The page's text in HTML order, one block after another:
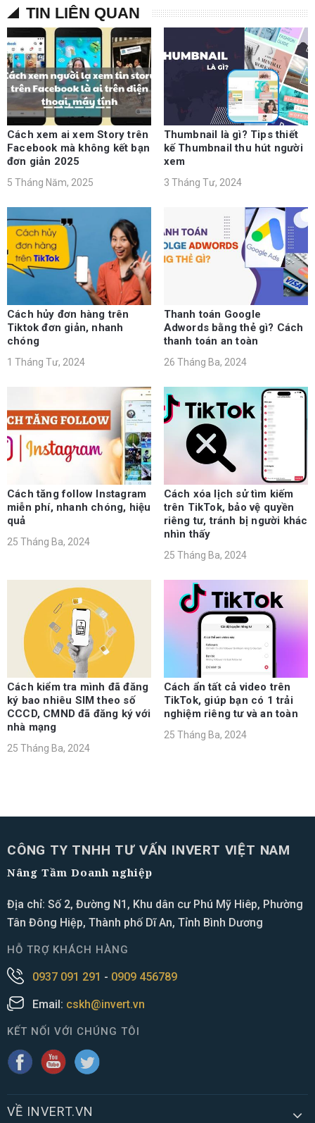
TIN LIÊN QUAN
Cách xem ai xem Story trên
Facebook mà không kết bạn
đơn giản 2025
5 Tháng Năm, 2025
Thumbnail là gì? Tips thiết
kế Thumbnail thu hút người
xem
3 Tháng Tư, 2024
Cách hủy đơn hàng trên
Tiktok đơn giản, nhanh
chóng
1 Tháng Tư, 2024
Thanh toán Google
Adwords bằng thẻ gì? Cách
thanh toán an toàn
26 Tháng Ba, 2024
Cách tăng follow Instagram
miễn phí, nhanh chóng, hiệu
quả
25 Tháng Ba, 2024
Cách xóa lịch sử tìm kiếm
trên TikTok, bảo vệ quyền
riêng tư, tránh bị người khác
nhìn thấy
25 Tháng Ba, 2024
Cách kiểm tra mình đã đăng
ký bao nhiêu SIM theo số
CCCD, CMND đã đăng ký với
nhà mạng
25 Tháng Ba, 2024
Cách ẩn tất cả video trên
TikTok, giúp bạn có 1 trải
nghiệm riêng tư và an toàn
25 Tháng Ba, 2024
CÔNG TY TNHH TƯ VẤN INVERT VIỆT NAM
Nâng Tầm Doanh nghiệp
Địa chỉ: Số 2, Đường N1, Khu dân cư Phú Mỹ Hiêp, Phường
Tân Đông Hiệp, Thành phố Dĩ An, Tỉnh Bình Dương
HỖ TRỢ KHÁCH HÀNG
0937 091 291 - 0909 456789
Email: cskh@invert.vn
KẾT NỐI VỚI CHÚNG TÔI
VỀ INVERT.VN